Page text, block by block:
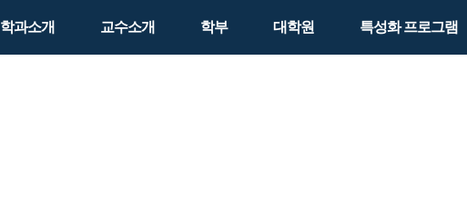
학과소개 교수소개 학부 대학원 특성화 프로그램